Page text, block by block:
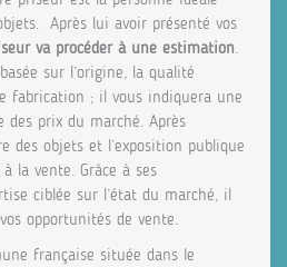
Après lui avoir présenté vos
va procéder à une estimation.
sur l’origine, la qualité
fabrication ; il vous indiquera une
prix du marché. Après
des objets et l’exposition publique
la vente. Grâce à ses
ciblée sur l’état du marché, il
opportunités de vente.
française située dans le